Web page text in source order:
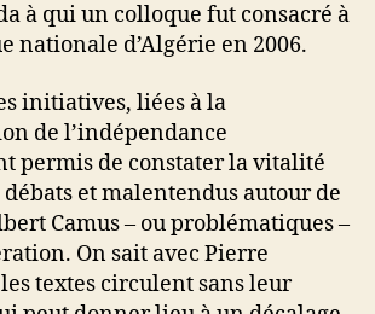
à qui un colloque fut consacré à
nationale d’Algérie en 2006.
initiatives, liées à la
de l’indépendance
permis de constater la vitalité
débats et malentendus autour de
Camus – ou problématiques –
On sait avec Pierre
textes circulent sans leur